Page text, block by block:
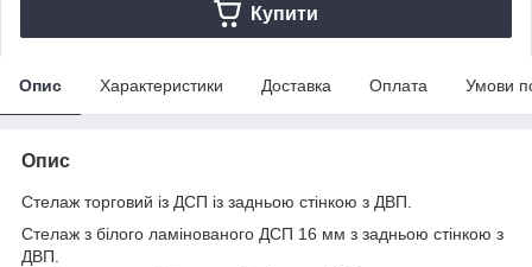
Купити
Опис Характеристики Доставка Оплата Умови
Опис
Стелаж торговий із ДСП із задньою стінкою з ДВП.
Стелаж з білого ламінованого ДСП 16 мм з задньою стінкою з
ДВП.